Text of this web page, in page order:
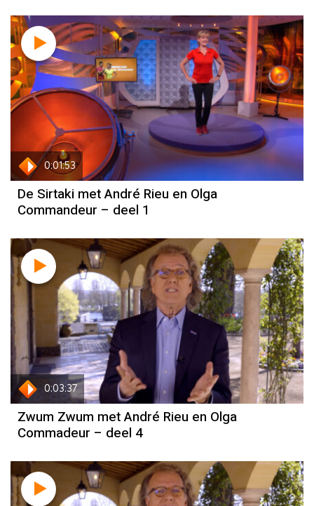
0:01:53
De Sirtaki met André Rieu en Olga
Commandeur – deel 1
0:03:37
Zwum Zwum met André Rieu en Olga
Commadeur – deel 4